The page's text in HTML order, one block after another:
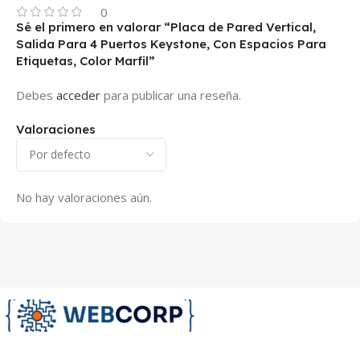
0
Valoraciones
No hay valoraciones aún.
Sé el primero en valorar “Placa de Pared Vertical,
Salida Para 4 Puertos Keystone, Con Espacios Para
Etiquetas, Color Marfil”
Debes acceder para publicar una reseña.